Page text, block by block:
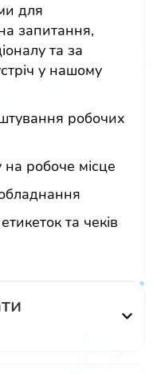
для
запитання,
та за
у нашому
робочих
робоче місце
та чеків